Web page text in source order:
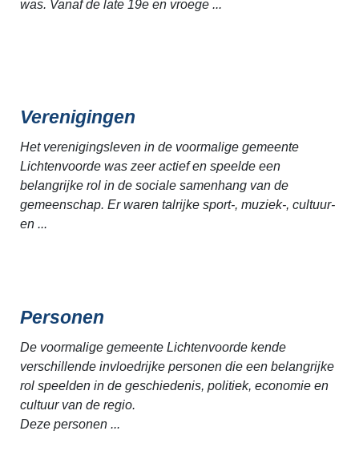
was. Vanaf de late 19e en vroege ...
Verenigingen
Het verenigingsleven in de voormalige gemeente
Lichtenvoorde was zeer actief en speelde een
belangrijke rol in de sociale samenhang van de
gemeenschap. Er waren talrijke sport-, muziek-, cultuur-
en ...
Personen
De voormalige gemeente Lichtenvoorde kende
verschillende invloedrijke personen die een belangrijke
rol speelden in de geschiedenis, politiek, economie en
cultuur van de regio.
Deze personen ...